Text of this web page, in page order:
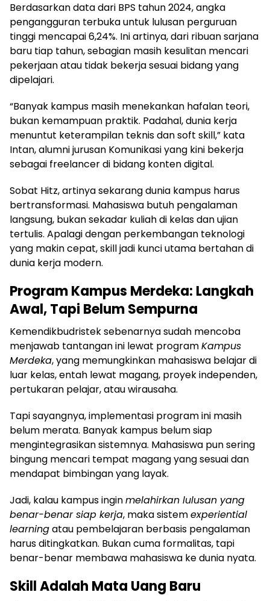
Berdasarkan data dari BPS tahun 2024, angka
pengangguran terbuka untuk lulusan perguruan
tinggi mencapai 6,24%. Ini artinya, dari ribuan sarjana
baru tiap tahun, sebagian masih kesulitan mencari
pekerjaan atau tidak bekerja sesuai bidang yang
dipelajari.
“Banyak kampus masih menekankan hafalan teori,
bukan kemampuan praktik. Padahal, dunia kerja
menuntut keterampilan teknis dan soft skill,” kata
Intan, alumni jurusan Komunikasi yang kini bekerja
sebagai freelancer di bidang konten digital.
Sobat Hitz, artinya sekarang dunia kampus harus
bertransformasi. Mahasiswa butuh pengalaman
langsung, bukan sekadar kuliah di kelas dan ujian
tertulis. Apalagi dengan perkembangan teknologi
yang makin cepat, skill jadi kunci utama bertahan di
dunia kerja modern.
Program Kampus Merdeka: Langkah
Awal, Tapi Belum Sempurna
Kemendikbudristek sebenarnya sudah mencoba
menjawab tantangan ini lewat programKampus
Merdeka, yang memungkinkan mahasiswa belajar di
luar kelas, entah lewat magang, proyek independen,
pertukaran pelajar, atau wirausaha.
Tapi sayangnya, implementasi program ini masih
belum merata. Banyak kampus belum siap
mengintegrasikan sistemnya. Mahasiswa pun sering
bingung mencari tempat magang yang sesuai dan
mendapat bimbingan yang layak.
Jadi, kalau kampus inginmelahirkan lulusan yang
benar-benar siap kerja, maka sistemexperiential
learningatau pembelajaran berbasis pengalaman
harus ditingkatkan. Bukan cuma formalitas, tapi
benar-benar membawa mahasiswa ke dunia nyata.
Skill Adalah Mata Uang Baru